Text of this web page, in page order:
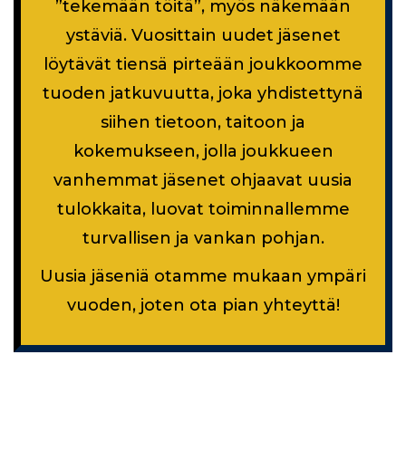
”tekemään töitä”, myös näkemään
ystäviä. Vuosittain uudet jäsenet
löytävät tiensä pirteään joukkoomme
tuoden jatkuvuutta, joka yhdistettynä
siihen tietoon, taitoon ja
kokemukseen, jolla joukkueen
vanhemmat jäsenet ohjaavat uusia
tulokkaita, luovat toiminnallemme
turvallisen ja vankan pohjan.
Uusia jäseniä otamme mukaan ympäri
vuoden, joten ota pian yhteyttä!